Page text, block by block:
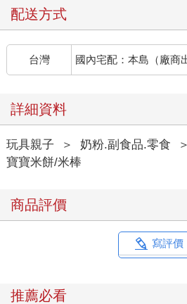
配送方式
台灣 國內宅配：本島（廠商
詳細資料
玩具親子 ＞ 奶粉.副食品.零食 ＞
寶寶米餅/米棒
商品評價
寫評價
推薦必看